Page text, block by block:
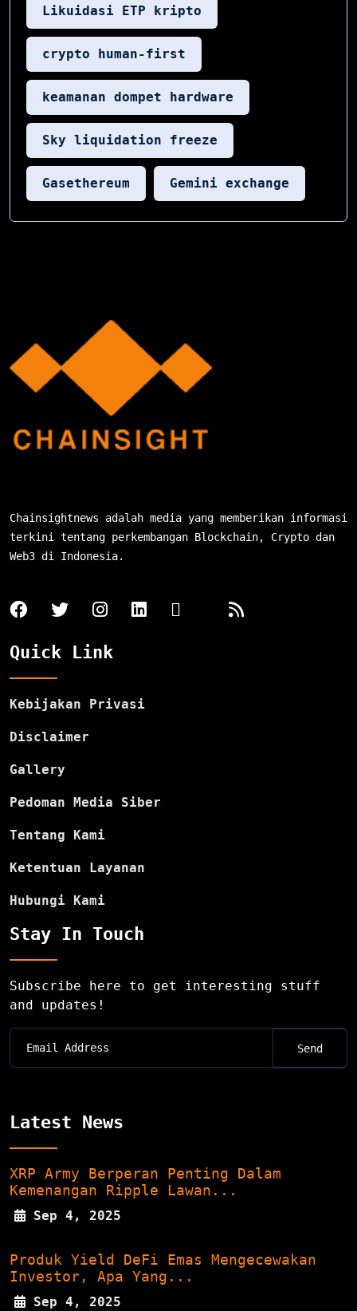
Likuidasi ETP kripto
crypto human-first
keamanan dompet hardware
Sky liquidation freeze
Gasethereum Gemini exchange
Chainsightnews adalah media yang memberikan informasi
terkini tentang perkembangan Blockchain, Crypto dan
Web3 di Indonesia.
Quick Link
Kebijakan Privasi
Disclaimer
Gallery
Pedoman Media Siber
Tentang Kami
Ketentuan Layanan
Hubungi Kami
Stay In Touch
Subscribe here to get interesting stuff
and updates!
Latest News
XRP Army Berperan Penting Dalam
Kemenangan Ripple Lawan...
Sep 4, 2025
Produk Yield DeFi Emas Mengecewakan
Investor, Apa Yang...
Sep 4, 2025